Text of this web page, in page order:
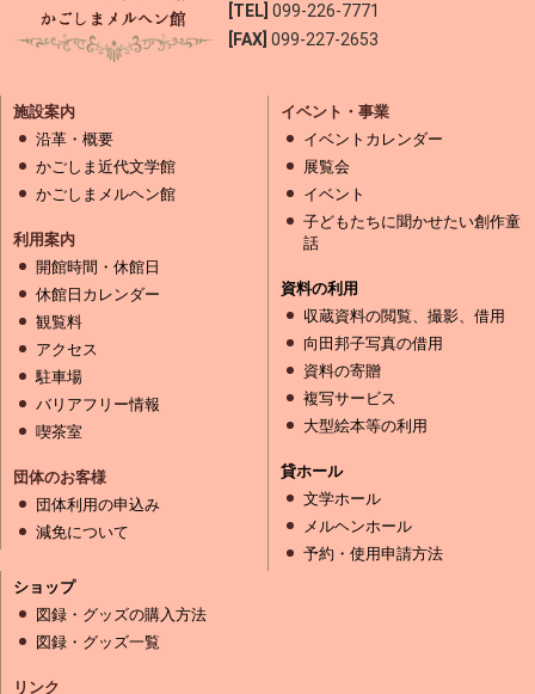
[TEL] 099-226-7771
[FAX] 099-227-2653
施設案内
沿革・概要
かごしま近代文学館
かごしまメルヘン館
利用案内
開館時間・休館日
休館日カレンダー
観覧料
アクセス
駐車場
バリアフリー情報
喫茶室
団体のお客様
団体利用の申込み
減免について
イベント・事業
イベントカレンダー
展覧会
イベント
子どもたちに聞かせたい創作童
話
資料の利用
収蔵資料の閲覧、撮影、借用
向田邦子写真の借用
資料の寄贈
複写サービス
大型絵本等の利用
貸ホール
文学ホール
メルヘンホール
予約・使用申請方法
ショップ
図録・グッズの購入方法
図録・グッズ一覧
リンク